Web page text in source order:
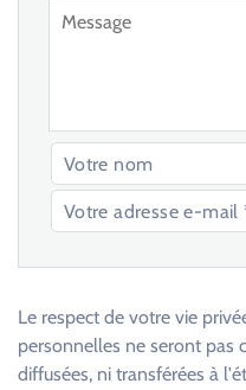
Le respect de votre vie
personnelles ne seront pas
diffusées, ni transférées à